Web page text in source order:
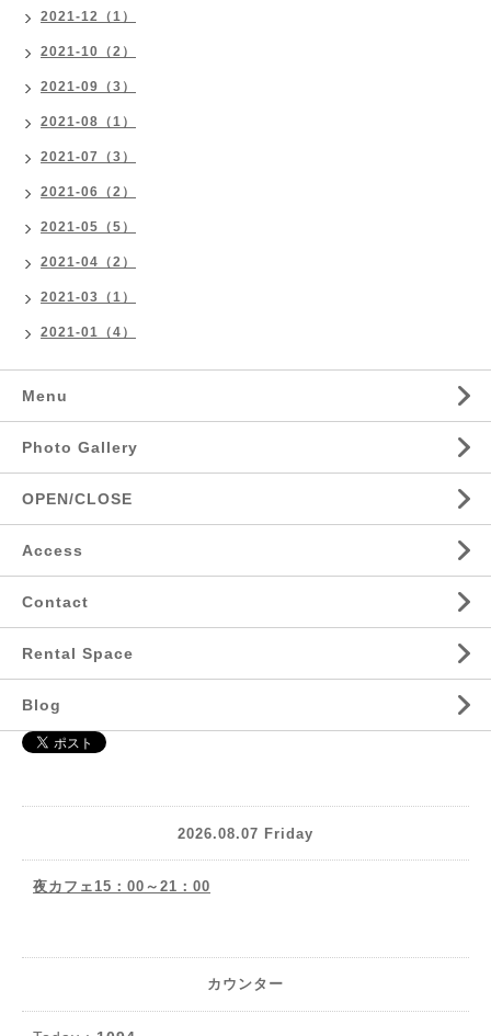
2021-12（1）
2021-10（2）
2021-09（3）
2021-08（1）
2021-07（3）
2021-06（2）
2021-05（5）
2021-04（2）
2021-03（1）
2021-01（4）
Menu
Photo Gallery
OPEN/CLOSE
Access
Contact
Rental Space
Blog
2026.08.07 Friday
夜カフェ15：00～21：00
カウンター